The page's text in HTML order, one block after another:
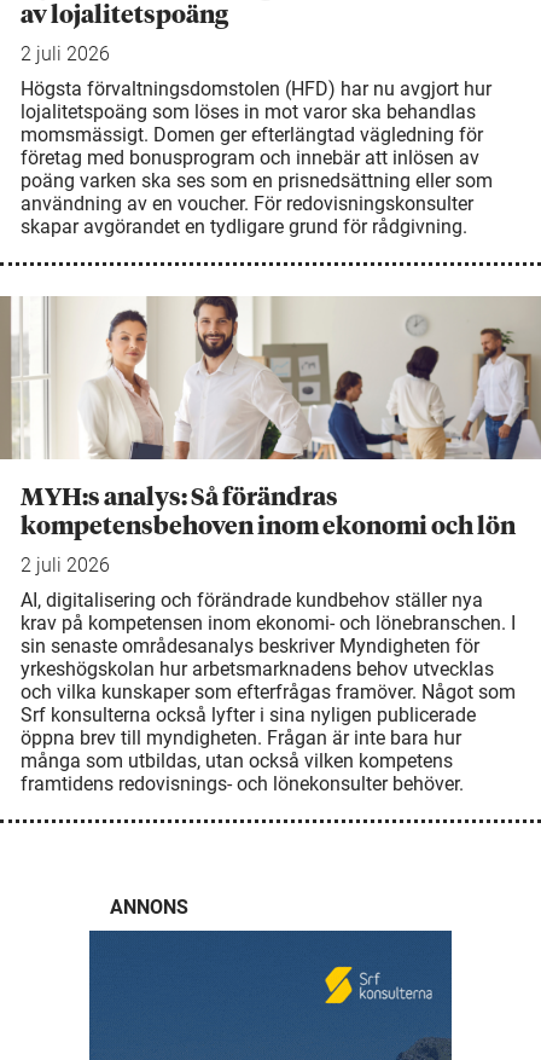
av lojalitetspoäng
2 juli 2026
Högsta förvaltningsdomstolen (HFD) har nu avgjort hur
lojalitetspoäng som löses in mot varor ska behandlas
momsmässigt. Domen ger efterlängtad vägledning för
företag med bonusprogram och innebär att inlösen av
poäng varken ska ses som en prisnedsättning eller som
användning av en voucher. För redovisningskonsulter
skapar avgörandet en tydligare grund för rådgivning.
MYH:s analys: Så förändras
kompetensbehoven inom ekonomi och lön
2 juli 2026
AI, digitalisering och förändrade kundbehov ställer nya
krav på kompetensen inom ekonomi- och lönebranschen. I
sin senaste områdesanalys beskriver Myndigheten för
yrkeshögskolan hur arbetsmarknadens behov utvecklas
och vilka kunskaper som efterfrågas framöver. Något som
Srf konsulterna också lyfter i sina nyligen publicerade
öppna brev till myndigheten. Frågan är inte bara hur
många som utbildas, utan också vilken kompetens
framtidens redovisnings- och lönekonsulter behöver.
ANNONS